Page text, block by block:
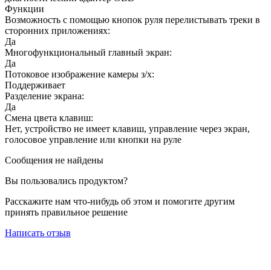
Функции
Возможность с помощью кнопок руля перелистывать треки в
сторонних приложениях:
Да
Многофункциональный главный экран:
Да
Потоковое изображение камеры з/х:
Поддерживает
Разделение экрана:
Да
Смена цвета клавиш:
Нет, устройство не имеет клавиш, управление через экран,
голосовое управление или кнопки на руле
Сообщения не найдены
Вы пользовались продуктом?
Расскажите нам что-нибудь об этом и помогите другим
принять правильное решение
Написать отзыв